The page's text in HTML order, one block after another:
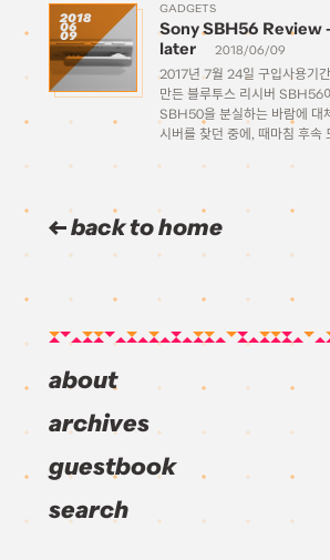
2018
06
09
GADGETS
Sony SBH56 Review
later
2018/06/09
2017년 7월 24일 구입사용기
만든 블루투스 리시버 SBH56
SBH50을 분실하는 바람에 대
시버를 찾던 중에, 때마침 후
back to home
about
archives
guestbook
search